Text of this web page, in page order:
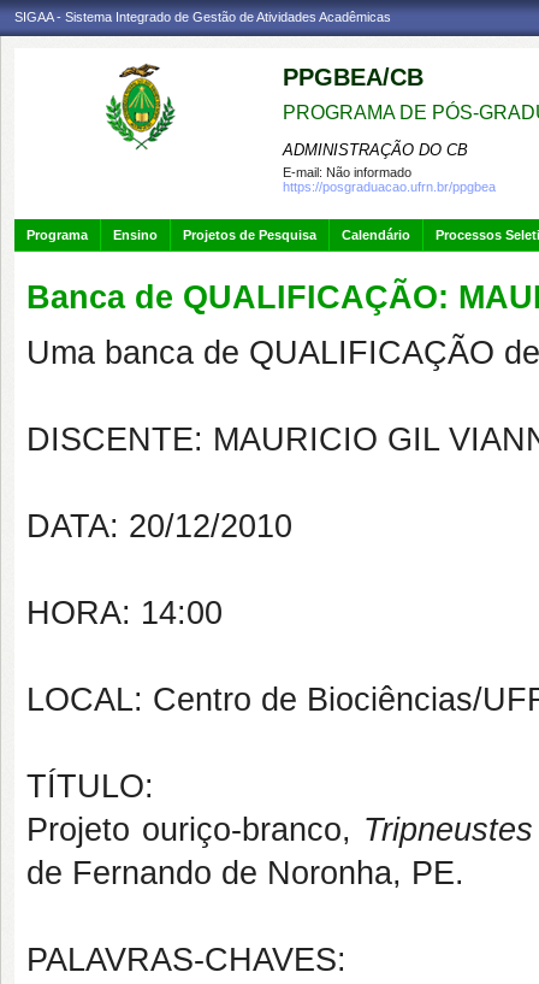
SIGAA - Sistema Integrado de Gestão de Atividades Acadêmicas
PPGBEA/CB
PROGRAMA DE PÓS-
ADMINISTRAÇÃO DO CB
E-mail: Não informado
https://posgraduacao.ufrn.br/ppgbea
Programa Ensino Projetos de Pesquisa Calendário Processos
Banca de QUALIFICAÇÃO:
Uma banca de QUALIFICAÇÃO
DISCENTE: MAURICIO GIL
DATA: 20/12/2010
HORA: 14:00
LOCAL: Centro de Biociências/
TÍTULO:
Projeto ouriço-branco,
de Fernando de Noronha, PE.
PALAVRAS-CHAVES: